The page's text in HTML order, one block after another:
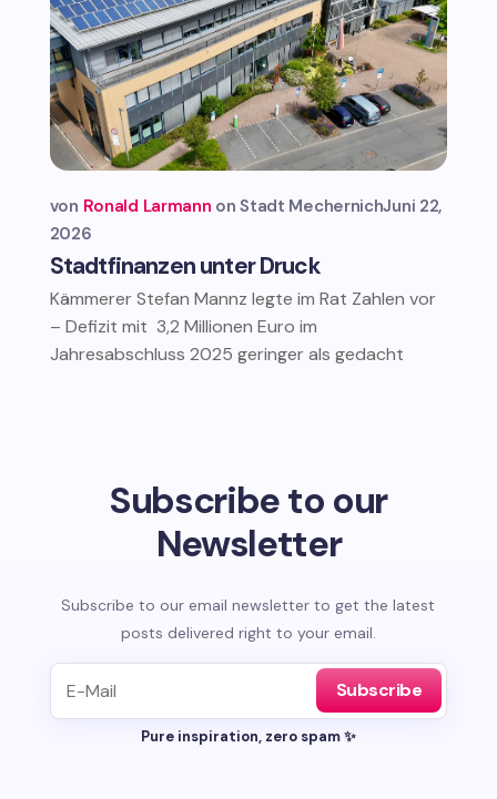
Stadtfinanzen unter Druck
von Ronald Larmann Stadt MechernichJuni 22,
2026
Kämmerer Stefan Mannz legte im Rat Zahlen vor
– Defizit mit 3,2 Millionen Euro im
Jahresabschluss 2025 geringer als gedacht
Subscribe to our
Newsletter
Subscribe to our email newsletter to get the latest
posts delivered right to your email.
Subscribe
Pure inspiration, zero spam ✨